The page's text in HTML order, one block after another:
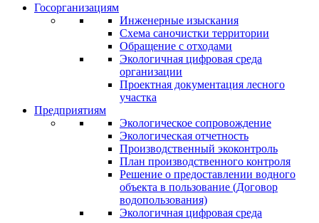
Госорганизациям
Инженерные изыскания
Схема саночистки территории
Обращение с отходами
Экологичная цифровая среда
организации
Проектная документация лесного
участка
Предприятиям
Экологическое сопровождение
Экологическая отчетность
Производственный экоконтроль
План производственного контроля
Решение о предоставлении водного
объекта в пользование (Договор
водопользования)
Экологичная цифровая среда